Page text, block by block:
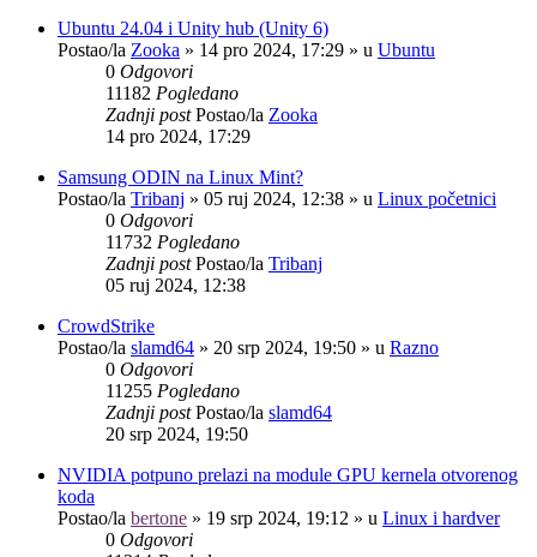
Ubuntu 24.04 i Unity hub (Unity 6)
Postao/la Zooka » 14 pro 2024, 17:29 » u Ubuntu
0 Odgovori
11182 Pogledano
Zadnji postPostao/la Zooka
14 pro 2024, 17:29
Samsung ODIN na Linux Mint?
Postao/la Tribanj » 05 ruj 2024, 12:38 » u Linux početnici
0 Odgovori
11732 Pogledano
Zadnji postPostao/la Tribanj
05 ruj 2024, 12:38
CrowdStrike
Postao/la slamd64 » 20 srp 2024, 19:50 » u Razno
0 Odgovori
11255 Pogledano
Zadnji postPostao/la slamd64
20 srp 2024, 19:50
NVIDIA potpuno prelazi na module GPU kernela otvorenog
koda
Postao/la bertone » 19 srp 2024, 19:12 » u Linux i hardver
0 Odgovori